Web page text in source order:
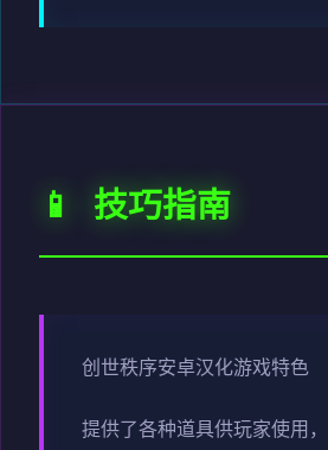
📱 技巧指南
创世秩序安卓汉化游戏特色
提供了各种道具供玩家使用